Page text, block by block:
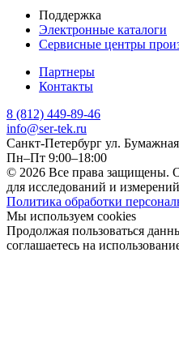
Поддержка
Электронные каталоги
Сервисные центры
Партнеры
Контакты
8 (812) 449-89-46
info@ser-tek.ru
Санкт-Петербург ул.
Пн–Пт 9:00–18:00
© 2026 Все права защищены.
для исследований и
Политика обработки
Мы используем cookies
Продолжая пользоваться
соглашаетесь на